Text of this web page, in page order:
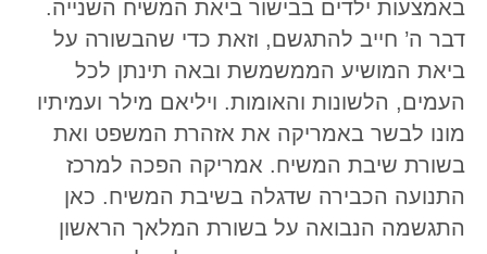
באמצעות ילדים בבישור ביאת המשיח השנייה.
דבר ה’ חייב להתגשם, וזאת כדי שהבשורה על
ביאת המושיע הממשמשת ובאה תינתן לכל
העמים, הלשונות והאומות. ויליאם מילר ועמיתיו
מונו לבשר באמריקה את אזהרת המשפט ואת
בשורת שיבת המשיח. אמריקה הפכה למרכז
התנועה הכבירה שדגלה בשיבת המשיח. כאן
התגשמה הנבואה על בשורת המלאך הראשון